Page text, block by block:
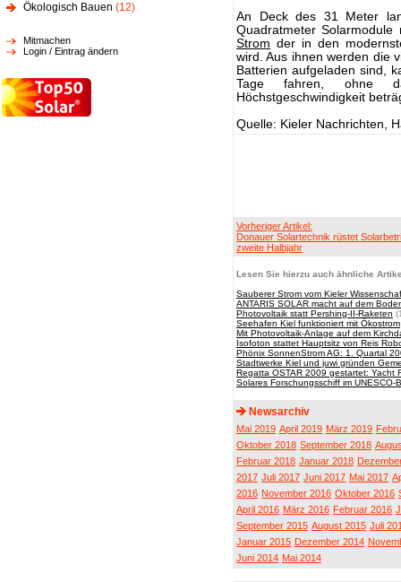
Ökologisch Bauen (12)
Mitmachen
Login / Eintrag ändern
An Deck des 31 Meter
Quadratmeter
Strom der in den
wird. Aus ihnen werden die
Batterien aufgeladen sind,
Tage fahren,
Höchstgeschwindigkeit
Quelle: Kieler Nachrichten,
Vorheriger Artikel:
Donauer Solartechnik rüstet
zweite Halbjahr
Lesen Sie hierzu auch ähnliche
Sauberer Strom vom Kieler
ANTARIS SOLAR macht auf dem
Photovoltaik statt Pershing-II-Raketen
Seehafen Kiel funktioniert mit Ökostrom
Mit Photovoltaik-Anlage auf dem
Isofoton stattet Hauptsitz von Reis
Phönix SonnenStrom AG: 1. Quartal
Stadtwerke Kiel und juwi gründen
Regatta OSTAR 2009 gestartet: Yacht
Solares Forschungsschiff im
Newsarchiv
Mai 2019 April 2019 März 2019
Oktober 2018 September 2018
Februar 2018 Januar 2018
2017 Juli 2017 Juni 2017 Mai 2017
2016 November 2016 Oktober 2016
April 2016 März 2016 Februar 2016
September 2015 August 2015 Juli
Januar 2015 Dezember 2014
Juni 2014 Mai 2014